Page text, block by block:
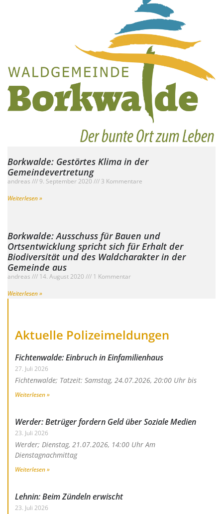
Borkwalde: Gestörtes Klima in der
Gemeindevertretung
andreas 9. September 2020
3 Kommentare
Weiterlesen »
Borkwalde: Ausschuss für Bauen und
Ortsentwicklung spricht sich für Erhalt der
Biodiversität und des Waldcharakter in der
Gemeinde aus
andreas 14. August 2020
1 Kommentar
Weiterlesen »
Aktuelle Polizeimeldungen
Fichtenwalde: Einbruch in Einfamilienhaus
27. Juli 2026
Fichtenwalde; Tatzeit: Samstag, 24.07.2026, 20:00 Uhr bis
Weiterlesen »
Werder: Betrüger fordern Geld über Soziale Medien
23. Juli 2026
Werder; Dienstag, 21.07.2026, 14:00 Uhr Am
Dienstagnachmittag
Weiterlesen »
Lehnin: Beim Zündeln erwischt
23. Juli 2026